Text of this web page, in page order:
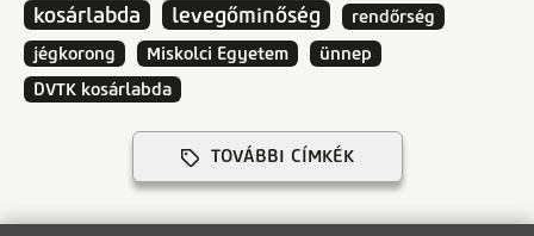
kosárlabda
levegőminőség
rendőrség
jégkorong
Miskolci Egyetem
ünnep
DVTK kosárlabda
TOVÁBBI CÍMKÉK